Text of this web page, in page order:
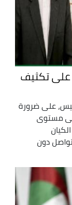
على تكثيف
على ضرورة
مستوى
دون